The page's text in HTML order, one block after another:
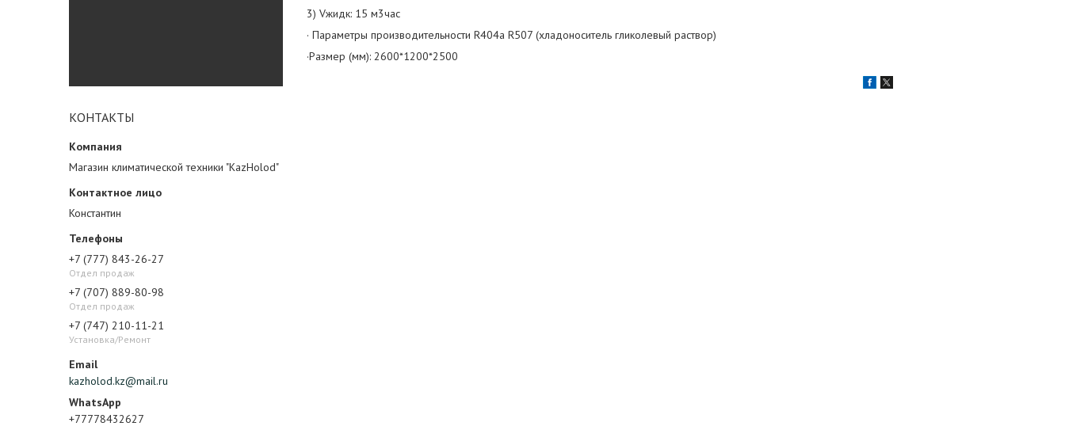
КОНТАКТЫ
Магазин климатической техники "KazHolod"
Константин
+7 (777) 843-26-27
Отдел продаж
+7 (707) 889-80-98
Отдел продаж
+7 (747) 210-11-21
Установка/Ремонт
kazholod.kz@mail.ru
+77778432627
3) Vжидк: 15 м3час
· Параметры производительности R404a R507 (хладоноситель гликолевый раствор)
·Размер (мм): 2600*1200*2500